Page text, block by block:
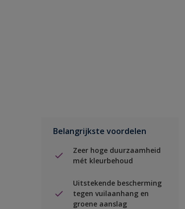
Belangrijkste voordelen
Zeer hoge duurzaamheid
mét kleurbehoud
Uitstekende bescherming
tegen vuilaanhang en
groene aanslag